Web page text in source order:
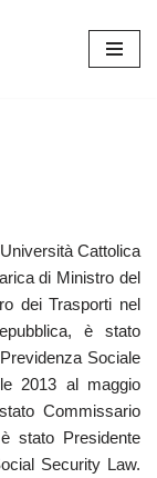
Cattolica
di Ministro del
dei Trasporti nel
è stato
Sociale
2013 al maggio
Commissario
stato Presidente
Security Law.